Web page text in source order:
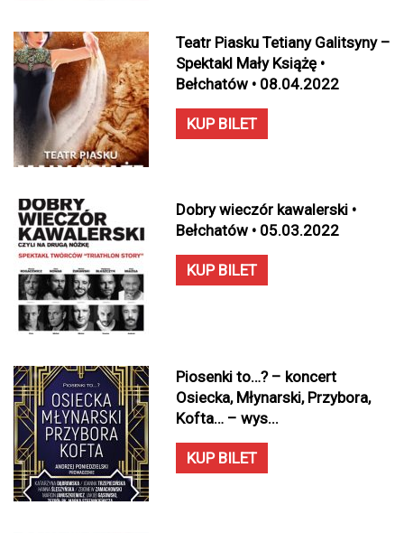
Teatr Piasku Tetiany Galitsyny –
Spektakl Mały Książę •
Bełchatów • 08.04.2022
KUP BILET
Dobry wieczór kawalerski •
Bełchatów • 05.03.2022
KUP BILET
Piosenki to…? – koncert
Osiecka, Młynarski, Przybora,
Kofta… – wys...
KUP BILET